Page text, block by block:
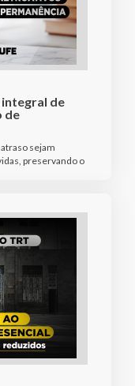
de
de
sejam
preservando o